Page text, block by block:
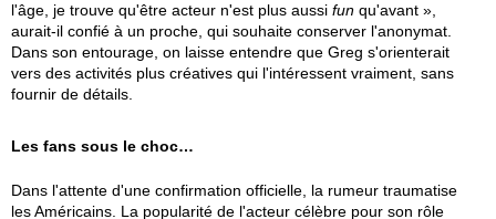
l'âge, je trouve qu'être acteur n'est plus aussi fun qu'avant »,
aurait-il confié à un proche, qui souhaite conserver l'anonymat.
Dans son entourage, on laisse entendre que Greg s'orienterait
vers des activités plus créatives qui l'intéressent vraiment, sans
fournir de détails.
Les fans sous le choc…
Dans l'attente d'une confirmation officielle, la rumeur traumatise
les Américains. La popularité de l'acteur célèbre pour son rôle